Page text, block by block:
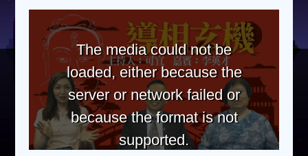
The media could not be
loaded, either because the
server or network failed or
because the format is not
supported.